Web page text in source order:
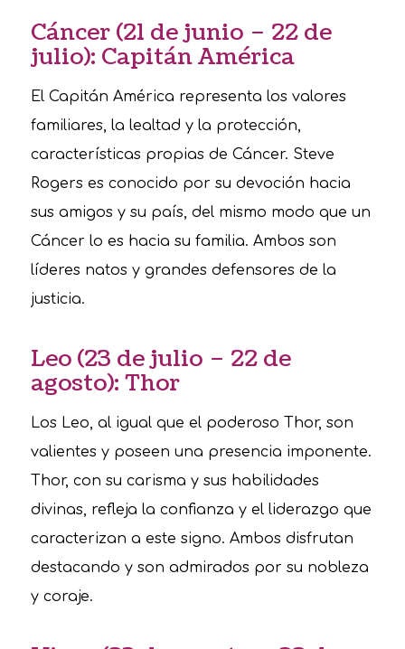
Cáncer (21 de junio – 22 de
julio): Capitán América
El Capitán América representa los valores
familiares, la lealtad y la protección,
características propias de Cáncer. Steve
Rogers es conocido por su devoción hacia
sus amigos y su país, del mismo modo que un
Cáncer lo es hacia su familia. Ambos son
líderes natos y grandes defensores de la
justicia.
Leo (23 de julio – 22 de
agosto): Thor
Los Leo, al igual que el poderoso Thor, son
valientes y poseen una presencia imponente.
Thor, con su carisma y sus habilidades
divinas, refleja la confianza y el liderazgo que
caracterizan a este signo. Ambos disfrutan
destacando y son admirados por su nobleza
y coraje.